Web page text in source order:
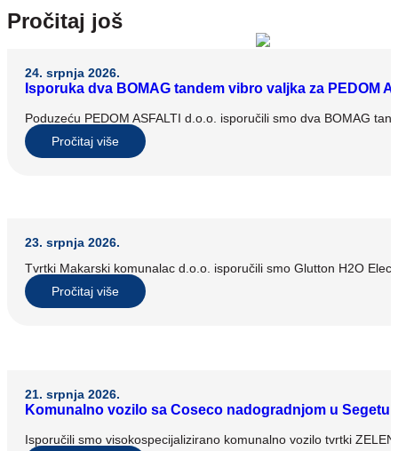
Pročitaj još
24. srpnja 2026.
Isporuka dva BOMAG tandem vibro valjka za PEDOM
Poduzeću PEDOM ASFALTI d.o.o. isporučili smo dva BOMAG
Pročitaj više
23. srpnja 2026.
Tvrtki Makarski komunalac d.o.o. isporučili smo Glutton H2O
Pročitaj više
21. srpnja 2026.
Komunalno vozilo sa Coseco nadogradnjom u Segetu
Isporučili smo visokospecijalizirano komunalno vozilo tvrtki